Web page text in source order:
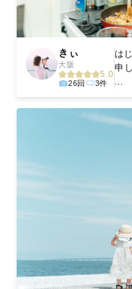
きぃ
大阪
5.0
26回 3件
は
申
...